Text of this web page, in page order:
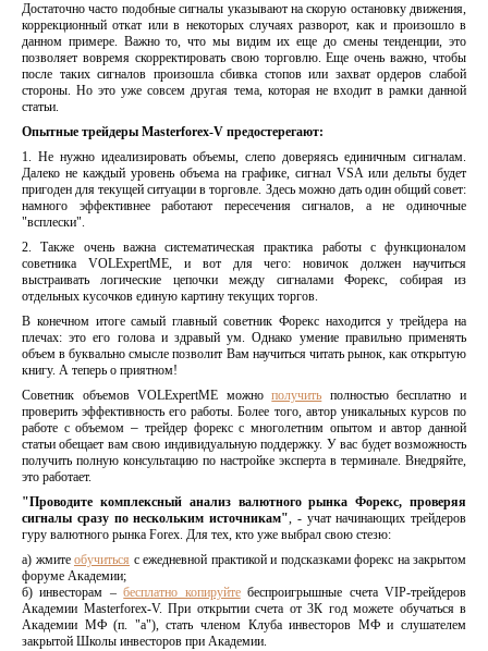
Достаточно часто подобные сигналы указывают на скорую остановку движения,
коррекционный откат или в некоторых случаях разворот, как и произошло в
данном примере. Важно то, что мы видим их еще до смены тенденции, это
позволяет вовремя скорректировать свою торговлю. Еще очень важно, чтобы
после таких сигналов произошла сбивка стопов или захват ордеров слабой
стороны. Но это уже совсем другая тема, которая не входит в рамки данной
статьи.
Опытные трейдеры Masterforex-V предостерегают:
1. Не нужно идеализировать объемы, слепо доверяясь единичным сигналам.
Далеко не каждый уровень объема на графике, сигнал VSA или дельты будет
пригоден для текущей ситуации в торговле. Здесь можно дать один общий совет:
намного эффективнее работают пересечения сигналов, а не одиночные
"всплески".
2. Также очень важна систематическая практика работы с функционалом
советника VOLEхpertME, и вот для чего: новичок должен научиться
выстраивать логические цепочки между сигналами Форекс, собирая из
отдельных кусочков единую картину текущих торгов.
В конечном итоге самый главный советник Форекс находится у трейдера на
плечах: это его голова и здравый ум. Однако умение правильно применять
объем в буквально смысле позволит Вам научиться читать рынок, как открытую
книгу. А теперь о приятном!
Советник объемов VOLEхpertME можнополучить полностью бесплатно и
проверить эффективность его работы. Более того, автор уникальных курсов по
работе с объемом– трейдер форекс с многолетним опытом и автор данной
статьи обещает вам свою индивидуальную поддержку. У вас будет возможность
получить полную консультацию по настройке эксперта в терминале. Внедряйте,
это работает.
"Проводите комплексный анализ валютного рынка Форекс, проверяя
сигналы сразу по нескольким источникам", - учат начинающих трейдеров
гуру валютного рынка Forex. Для тех, кто уже выбрал свою стезю:
а) жмите обучиться с ежедневной практикой и подсказками форекс на закрытом
форуме Академии;
б) инвесторам –бесплатно копируйтебеспроигрышные счета VIP-трейдеров
Академии Masterforex-V. При открытии счета от 3К год можете обучаться в
Академии МФ (п. "а"), стать членом Клуба инвесторов МФ и слушателем
закрытой Школы инвесторов при Академии.